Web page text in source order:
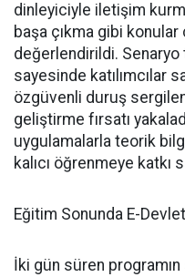
dinleyiciyle iletişim
başa çıkma gibi konular
değerlendirildi.
sayesinde katılımcılar
özgüvenli duruş
geliştirme fırsatı
uygulamalarla teorik
kalıcı öğrenmeye katkı
Eğitim Sonunda E-
İki gün süren